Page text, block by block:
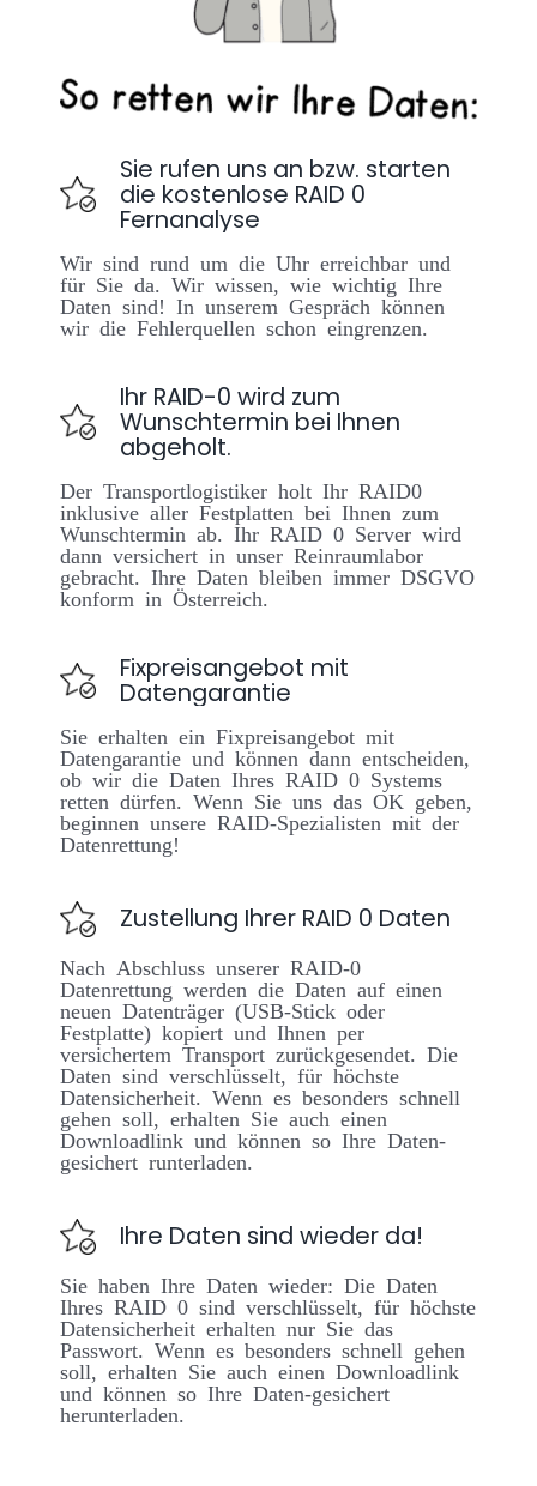
Sie rufen uns an bzw. starten
die kostenlose RAID 0
Fernanalyse
Wir sind rund um die Uhr erreichbar und
für Sie da. Wir wissen, wie wichtig Ihre
Daten sind! In unserem Gespräch können
wir die Fehlerquellen schon eingrenzen.
Ihr RAID-0 wird zum
Wunschtermin bei Ihnen
abgeholt.
Der Transportlogistiker holt Ihr RAID0
inklusive aller Festplatten bei Ihnen zum
Wunschtermin ab. Ihr RAID 0 Server wird
dann versichert in unser Reinraumlabor
gebracht. Ihre Daten bleiben immer DSGVO
konform in Österreich.
Fixpreisangebot mit
Datengarantie
Sie erhalten ein Fixpreisangebot mit
Datengarantie und können dann entscheiden,
ob wir die Daten Ihres RAID 0 Systems
retten dürfen. Wenn Sie uns das OK geben,
beginnen unsere RAID-Spezialisten mit der
Datenrettung!
Zustellung Ihrer RAID 0 Daten
Nach Abschluss unserer RAID-0
Datenrettung werden die Daten auf einen
neuen Datenträger (USB-Stick oder
Festplatte) kopiert und Ihnen per
versichertem Transport zurückgesendet. Die
Daten sind verschlüsselt, für höchste
Datensicherheit. Wenn es besonders schnell
gehen soll, erhalten Sie auch einen
Downloadlink und können so Ihre Daten-
gesichert runterladen.
Ihre Daten sind wieder da!
Sie haben Ihre Daten wieder: Die Daten
Ihres RAID 0 sind verschlüsselt, für höchste
Datensicherheit erhalten nur Sie das
Passwort. Wenn es besonders schnell gehen
soll, erhalten Sie auch einen Downloadlink
und können so Ihre Daten-gesichert
herunterladen.